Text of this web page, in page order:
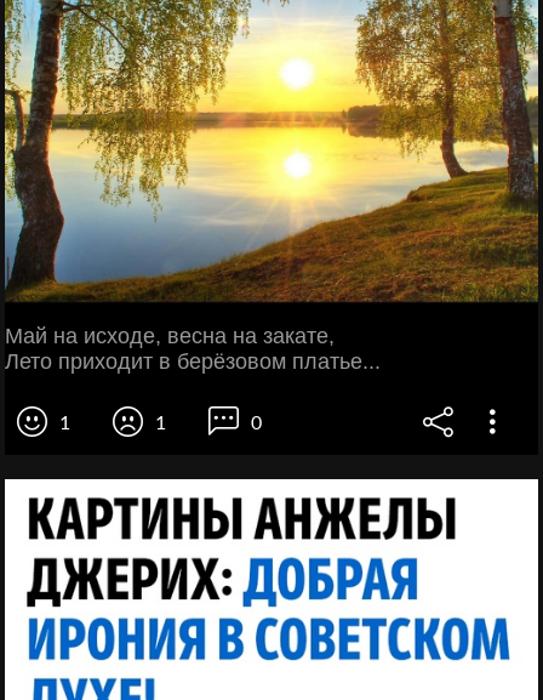
Май на исходе, весна на закате,
Лето приходит в берёзовом платье...
1 1 0